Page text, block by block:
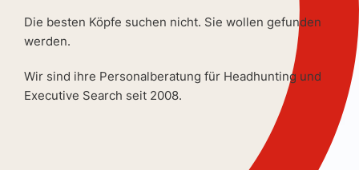
Die besten Köpfe suchen nicht. Sie wollen gefunden
werden.
Wir sind ihre Personalberatung für Headhunting und
Executive Search seit 2008.